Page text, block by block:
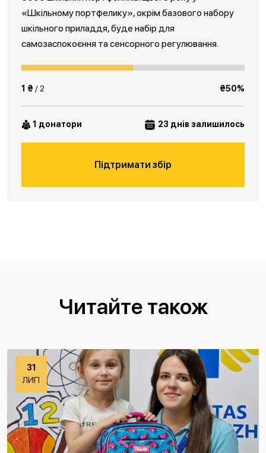
«Шкільному портфелику», окрім базового набору
шкільного приладдя, буде набір для
самозаспокоєння та сенсорного регулювання.
1 ₴ / 2 ₴50%
1 донатори 23 днів залишилось
Підтримати збір
Читайте також
31
ЛИП